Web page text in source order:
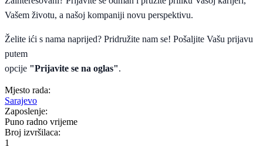
Vašem životu, a našoj kompaniji novu perspektivu.
Želite ići s nama naprijed? Pridružite nam se! Pošaljite Vašu prijavu
putem
opcije "Prijavite se na oglas".
Mjesto rada:
Sarajevo
Zaposlenje:
Puno radno vrijeme
Broj izvršilaca:
1